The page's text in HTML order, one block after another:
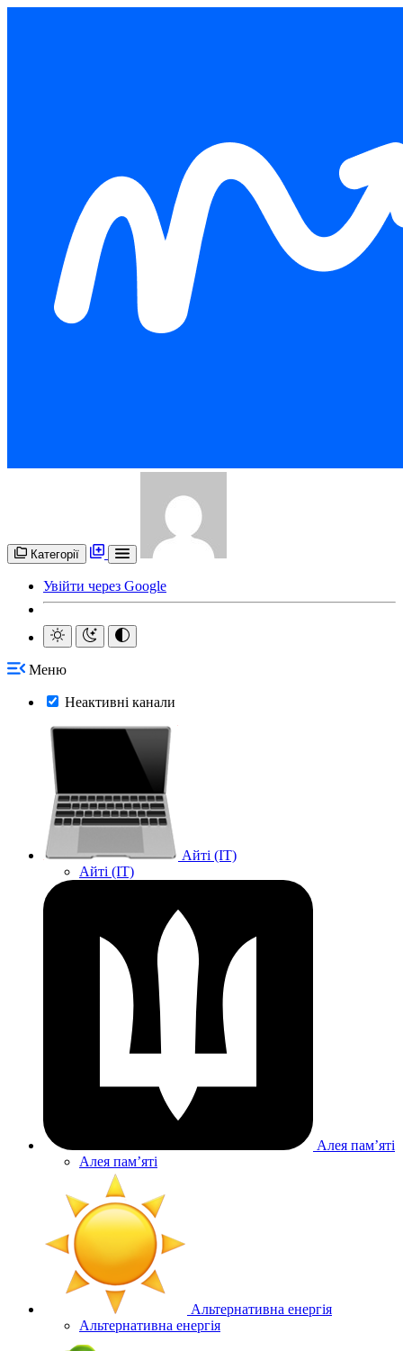
Категорії
Увійти через Google
Меню
Неактивні канали
Айті (IT)
Айті (IT)
Алея памʼяті
Алея памʼяті
Альтернативна енергія
Альтернативна енергія